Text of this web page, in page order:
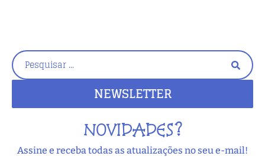
NEWSLETTER
NOVIDADES?
Assine e receba todas as atualizações no seu e-mail!